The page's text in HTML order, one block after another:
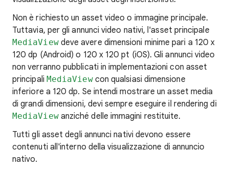
Non è richiesto un asset video o immagine principale.
Tuttavia, per gli annunci video nativi, l'asset principale
MediaViewdeve avere dimensioni minime pari a 120 x
120 dp (Android) o 120 x 120 pt (iOS). Gli annunci video
non verranno pubblicati in implementazioni con asset
principali MediaViewcon qualsiasi dimensione
inferiore a 120 dp. Se intendi mostrare un asset media
di grandi dimensioni, devi sempre eseguire il rendering di
MediaViewanziché delle immagini restituite.
Tutti gli asset degli annunci nativi devono essere
contenuti all'interno della visualizzazione di annuncio
nativo.